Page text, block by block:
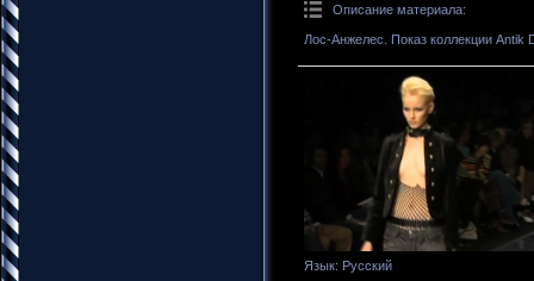
Описание материала:
Лос-Анжелес. Показ коллекции Antik
Язык: Русский